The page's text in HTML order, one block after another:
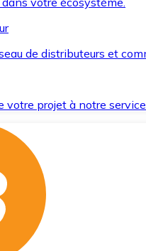
de distributeurs et
votre projet à notre